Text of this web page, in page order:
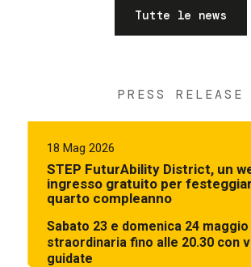
Tutte le news
PRESS RELEASE
18 Mag 2026
STEP FuturAbility District, un
ingresso gratuito per
quarto compleanno
Sabato 23 e domenica 24
straordinaria fino alle 20.30 con
guidate